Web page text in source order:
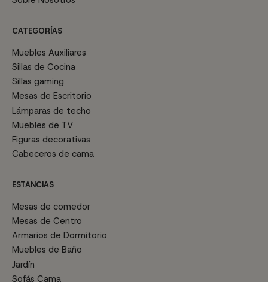
CATEGORÍAS
Muebles Auxiliares
Sillas de Cocina
Sillas gaming
Mesas de Escritorio
Lámparas de techo
Muebles de TV
Figuras decorativas
Cabeceros de cama
ESTANCIAS
Mesas de comedor
Mesas de Centro
Armarios de Dormitorio
Muebles de Baño
Jardín
Sofás Cama